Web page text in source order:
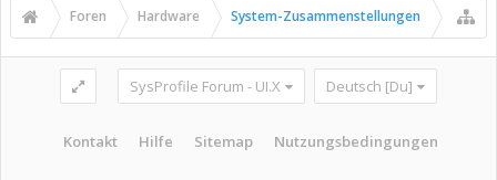
Foren Hardware System-Zusammenstellungen
SysProfile Forum - UI.X Deutsch [Du]
Kontakt Hilfe Sitemap Nutzungsbedingungen